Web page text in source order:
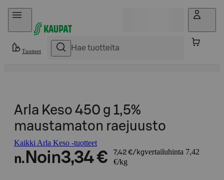
Hyppää sisältöön
Tuotteet
Arla Keso 450 g 1,5%
maustamaton raejuusto
Kaikki Arla Keso -tuotteet
n. Noin3,34 € 7,42 €/kgvertailuhinta 7,42
€/kg